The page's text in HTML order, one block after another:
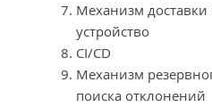
Механизм
устройство
CI/CD
Механизм
поиска отклонений